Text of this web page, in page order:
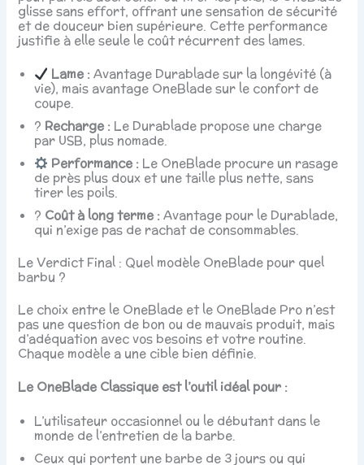
glisse sans effort, offrant une sensation de sécurité
et de douceur bien supérieure. Cette performance
justifie à elle seule le coût récurrent des lames.
Lame :Avantage Durablade sur la longévité (à
vie), mais avantage OneBlade sur le confort de
coupe.
? Recharge : Le Durablade propose une charge
par USB, plus nomade.
Performance : Le OneBlade procure un rasage
de près plus doux et une taille plus nette, sans
tirer les poils.
? Coût à long terme :Avantage pour le Durablade,
qui n’exige pas de rachat de consommables.
Le Verdict Final : Quel modèle OneBlade pour quel
barbu ?
Le choix entre le OneBlade et le OneBlade Pro n’est
pas une question de bon ou de mauvais produit, mais
d’adéquation avec vos besoins et votre routine.
Chaque modèle a une cible bien définie.
Le OneBlade Classique est l’outil idéal pour :
L’utilisateur occasionnel ou le débutant dans le
monde de l’entretien de la barbe.
Ceux qui portent une barbe de 3 jours ou qui